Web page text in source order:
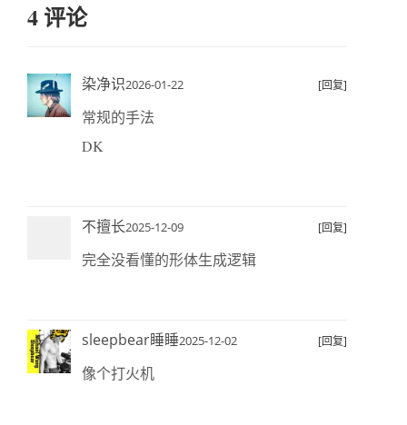
4 评论
染净识2026-01-22 [回复]
常规的手法
DK
不擅长2025-12-09 [回复]
完全没看懂的形体生成逻辑
sleepbear睡睡2025-12-02 [回复]
像个打火机